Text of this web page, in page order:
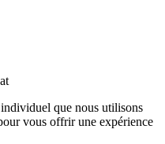
que nous utilisons
vous offrir une expérience